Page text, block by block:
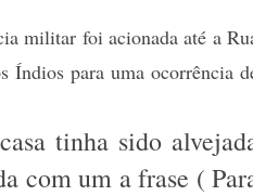
militar foi acionada até a
Índios para uma ocorrência
tinha sido
com um a frase (